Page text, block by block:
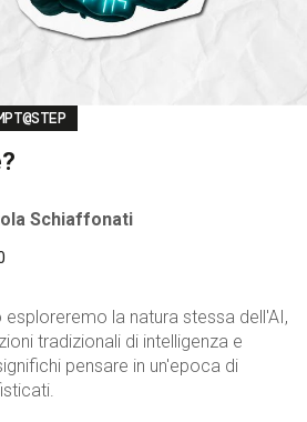
Schiaffonati
la natura stessa dell'AI,
tradizionali di intelligenza e
pensare in un'epoca di